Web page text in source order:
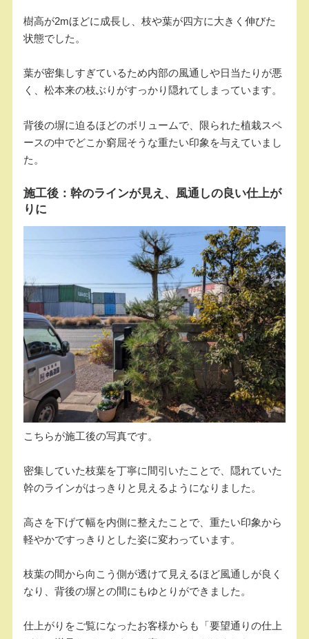
樹高が2mほどに成長し、枝や葉が四方に大きく伸びた
状態でした。
葉が密集しすぎているため内部の風通しや日当たりが悪
く、松本来の枝ぶりがすっかり隠れてしまっています。
背後の塀に迫るほどのボリュームで、限られた植栽スペ
ースの中でどこか窮屈そうな重たい印象を与えていまし
た。
施工後：幹のラインが見え、風通しの良い仕上が
りに
こちらが施工後の写真です。
密集していた枝葉を丁寧に間引いたことで、隠れていた
幹のラインがはっきりと見えるようになりました。
高さを下げて幅を内側に整えたことで、重たい印象から
軽やかですっきりとした姿に変わっています。
枝葉の間から向こう側が透けて見えるほど風通しが良く
なり、背後の塀との間にもゆとりができました。
仕上がりをご覧になったお客様からも「要望通りの仕上